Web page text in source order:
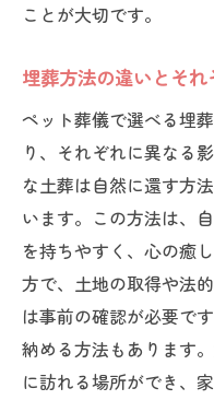
ことが大切です。
埋葬方法の違いとそ
ペット葬儀で選べる埋
り、それぞれに異なる
な土葬は自然に還す方
います。この方法は、
を持ちやすく、心の癒
方で、土地の取得や法
は事前の確認が必要で
納める方法もあります
に訪れる場所ができ、